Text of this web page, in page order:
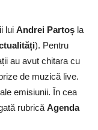
lui Andrei Partoș la
). Pentru
au avut chitara cu
de muzică live.
emisiunii. În cea
rubrică Agenda